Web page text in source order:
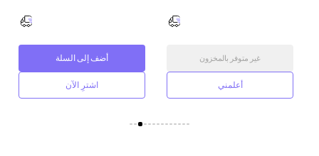
أضف إلى السلة
اشترِ الآن
غير متوفر بالمخزون
أعلمني